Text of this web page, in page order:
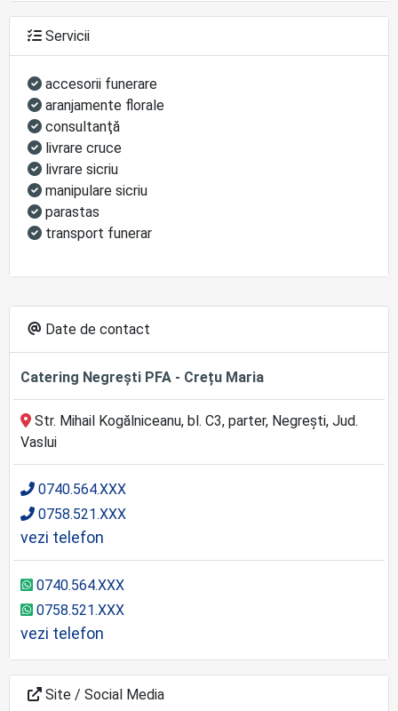
Servicii
accesorii funerare
aranjamente florale
consultanţă
livrare cruce
livrare sicriu
manipulare sicriu
parastas
transport funerar
Date de contact
Catering Negrești PFA - Crețu Maria
Str. Mihail Kogălniceanu, bl. C3, parter, Negrești, Jud.
Vaslui
0740.564.XXX
0758.521.XXX
vezi telefon
0740.564.XXX
0758.521.XXX
vezi telefon
Site / Social Media